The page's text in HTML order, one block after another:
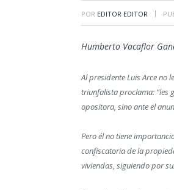
POR EDITOR EDITOR |
Humberto Vacaflor
Al presidente Luis Arce no
triunfalista proclama: “les
opositora, sino ante el
Pero él no tiene
confiscatoria de la
viviendas, siguiendo por